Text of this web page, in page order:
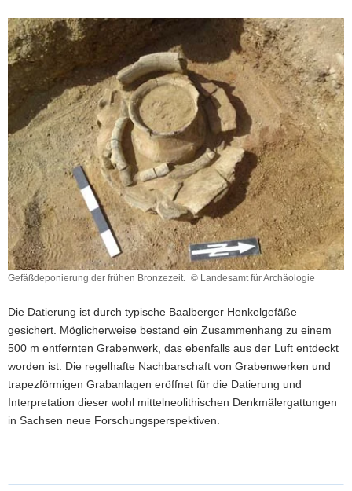
Gefäßdeponierung der frühen Bronzezeit. © Landesamt für Archäologie
der
Bronzezeit.
Die Datierung ist durch typische Baalberger Henkelgefäße
gesichert. Möglicherweise bestand ein Zusammenhang zu einem
500 m entfernten Grabenwerk, das ebenfalls aus der Luft entdeckt
worden ist. Die regelhafte Nachbarschaft von Grabenwerken und
trapezförmigen Grabanlagen eröffnet für die Datierung und
Interpretation dieser wohl mittelneolithischen Denkmälergattungen
in Sachsen neue Forschungsperspektiven.